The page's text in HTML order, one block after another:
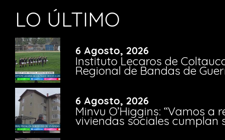
LO ÚLTIMO
6 Agosto, 2026
Instituto Lecaros de
Regional de Bandas de
6 Agosto, 2026
Minvu O’Higgins: “Vamos a
viviendas sociales cumplan